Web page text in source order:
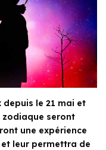
depuis le 21 mai et
zodiaque seront
une expérience
leur permettra de